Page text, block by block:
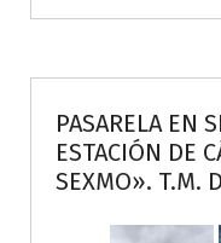
PASARELA EN
ESTACIÓN DE
SEXMO». T.M.